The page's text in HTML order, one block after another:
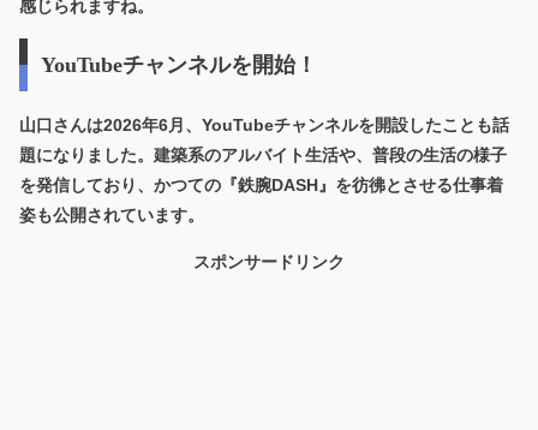
感じられますね。
YouTubeチャンネルを開始！
山口さんは2026年6月、YouTubeチャンネルを開設したことも話
題になりました。建築系のアルバイト生活や、普段の生活の様子
を発信しており、かつての『鉄腕DASH』を彷彿とさせる仕事着
姿も公開されています。
スポンサードリンク